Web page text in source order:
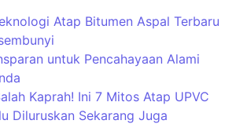
Atap Bitumen Aspal Terbaru
untuk Pencahayaan Alami
Kaprah! Ini 7 Mitos Atap UPVC
Diluruskan Sekarang Juga